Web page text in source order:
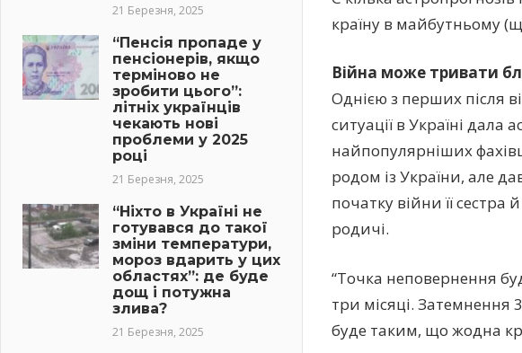
країну в майбутньому
Війна може тривати
Однією з перших після
ситуації в Україні
найпопулярніших
родом із України, але
початку війни її
родичі.
“Точка неповернення
три місяці. Затемнення
буде таким, що жодна
21 Березня, 2025
“Пенсія пропаде у
пенсіонерів, якщо
терміново не
зробити цього”:
літніх українців
чекають нові
проблеми у 2025
році
21 Березня, 2025
“Ніхто в Україні не
готувався до такої
зміни температури,
мороз вдарить у цих
областях”: де буде
дощ і потужна
злива?
21 Березня, 2025